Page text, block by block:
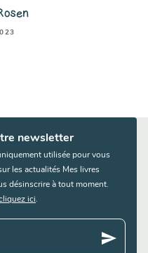
newsletter
utilisée pour vous
les actualités Mes livres
désinscrire à tout moment.
ici.
send